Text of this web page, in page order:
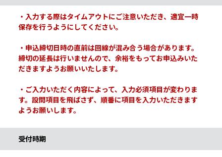
・入力する際はタイムアウトにご注意いただき、適宜一時
保存を行うようにしてください。
・申込締切日時の直前は回線が混み合う場合があります。
締切の延長は行いませんので、余裕をもってお申込みいた
だきますようお願いいたします。
・ご入力いただく内容によって、入力必須項目が変わりま
す。設問項目を飛ばさず、順番に項目を入力いただきます
ようお願いします。
受付時期